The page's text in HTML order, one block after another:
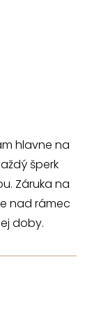
hlavne na
šperk
Záruka na
nad rámec
doby.